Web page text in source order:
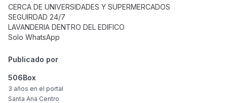
CERCA DE UNIVERSIDADES Y SUPERMERCADOS
SEGUIRDAD 24/7
LAVANDERIA DENTRO DEL EDIFICO
Solo WhatsApp
Publicado por
506Box
3 años en el portal
Santa Ana Centro